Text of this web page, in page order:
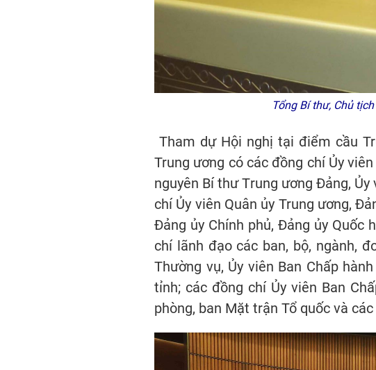
Tổng Bí thư, Chủ
Tham dự Hội nghị tại điểm cầu
Trung ương có các đồng chí Ủy
nguyên Bí thư Trung ương Đảng,
chí Ủy viên Quân ủy Trung ương,
Đảng ủy Chính phủ, Đảng ủy Quốc
chí lãnh đạo các ban, bộ, ngành,
Thường vụ, Ủy viên Ban Chấp
tỉnh; các đồng chí Ủy viên Ban
phòng, ban Mặt trận Tổ quốc và